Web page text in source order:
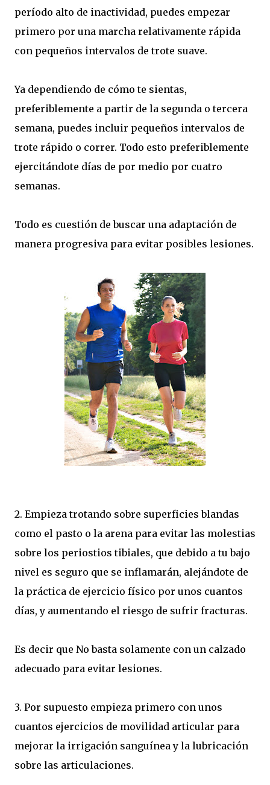
período alto de inactividad, puedes empezar
primero por una marcha relativamente rápida
con pequeños intervalos de trote suave.
Ya dependiendo de cómo te sientas,
preferiblemente a partir de la segunda o tercera
semana, puedes incluir pequeños intervalos de
trote rápido o correr. Todo esto preferiblemente
ejercitándote días de por medio por cuatro
semanas.
Todo es cuestión de buscar una adaptación de
manera progresiva para evitar posibles lesiones.
2. Empieza trotando sobre superficies blandas
como el pasto o la arena para evitar las molestias
sobre los periostios tibiales, que debido a tu bajo
nivel es seguro que se inflamarán, alejándote de
la práctica de ejercicio físico por unos cuantos
días, y aumentando el riesgo de sufrir fracturas.
Es decir que No basta solamente con un calzado
adecuado para evitar lesiones.
3. Por supuesto empieza primero con unos
cuantos ejercicios de movilidad articular para
mejorar la irrigación sanguínea y la lubricación
sobre las articulaciones.